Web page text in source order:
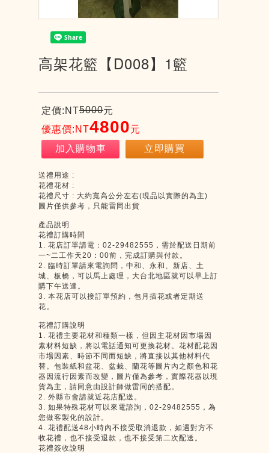
高架花籃【D008】1籃
定價:NT5000元
優惠價:NT4800元
加入購物車
立即購買
送禮用途 :
花禮花材 :
花禮尺寸 : 大約寬高公分左右(現品以實際的為主)
圖片僅供參考，只能雷同出貨
產品說明
花禮訂購時間
1. 花店訂單請電：02-29482555，需於配送日期前
一~二工作天20：00前，完成訂購與付款。
2. 臨時訂單請來電詢問，中和、永和、新店、土
城、板橋，可以馬上處理，大台北地區就可以早上訂
購下午送達。
3. 本花店可以接訂單預約，包月插花或者定期送
花。
花禮訂購說明
1. 花禮主要花材和種類一樣，但因主花材因市場因
素材料短缺，將以電話通知可更換花材。花材配花因
市場因素、時節不同而短缺，將直接以其他材料代
替。包裝紙和盆花、盆栽、蘭花等圖片內之顏色和花
器因流行因素而改變，圖片僅為參考，實際花器以現
貨為主，請同意由設計師做雷同的搭配。
2. 外縣市會請就近花店配送。
3. 如果特殊花材可以來電諮詢，02-29482555，為
您做客製化的設計。
4. 花禮配送48小時內不接受取消退款，如遇對方不
收花禮，也不接受退款，也不接受第二次配送。
花禮簽收說明